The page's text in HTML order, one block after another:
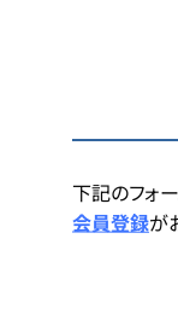
下記のフォ
会員登録が